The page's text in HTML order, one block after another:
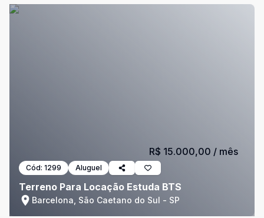
Cód: 1299 Aluguel
Terreno Para Locação Estuda BTS
Barcelona, São Caetano do Sul - SP
R$ 15.000,00 / mês